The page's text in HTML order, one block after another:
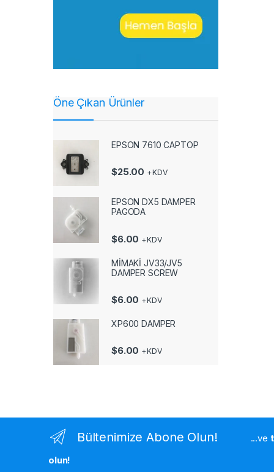
Öne Çıkan Ürünler
EPSON 7610 CAPTOP
$25.00 +KDV
EPSON DX5 DAMPER
PAGODA
$6.00 +KDV
MİMAKİ JV33/JV5
DAMPER SCREW
$6.00 +KDV
XP600 DAMPER
$6.00 +KDV
Bültenimize Abone Olun! ...ve
olun!